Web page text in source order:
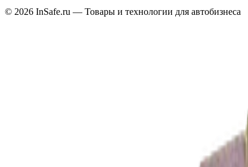
© 2026 InSafe.ru — Товары и технологии для автобизнеса